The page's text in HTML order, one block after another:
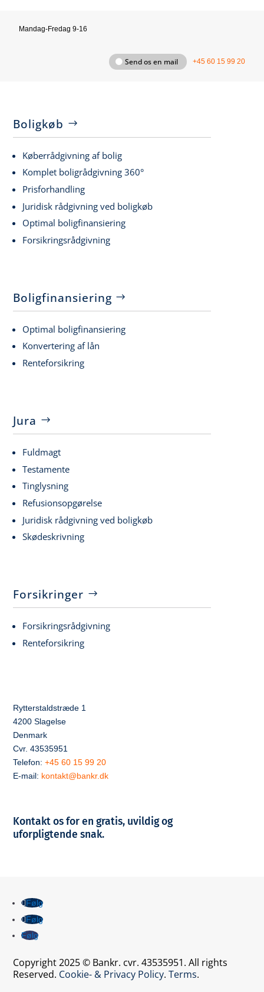
Mandag-Fredag 9-16
Send os en mail +45 60 15 99 20
Boligkøb
Køberrådgivning af bolig
Komplet boligrådgivning 360°
Prisforhandling
Juridisk rådgivning ved boligkøb
Optimal boligfinansiering
Forsikringsrådgivning
Boligfinansiering
Optimal boligfinansiering
Konvertering af lån
Renteforsikring
Jura
Fuldmagt
Testamente
Tinglysning
Refusionsopgørelse
Juridisk rådgivning ved boligkøb
Skødeskrivning
Forsikringer
Forsikringsrådgivning
Renteforsikring
Rytterstaldstræde 1
4200 Slagelse
Denmark
Cvr. 43535951
Telefon:+45 60 15 99 20
E-mail: kontakt@bankr.dk
Kontakt os for en gratis, uvildig og
uforpligtende snak.
Copyright 2025 © Bankr. cvr. 43535951. All rights
Reserved. Cookie- & Privacy Policy.Terms.
Følg
Følg
Følg